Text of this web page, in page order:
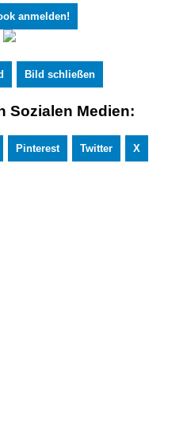
anmelden!
Bild schließen
Sozialen Medien:
Pinterest Twitter X